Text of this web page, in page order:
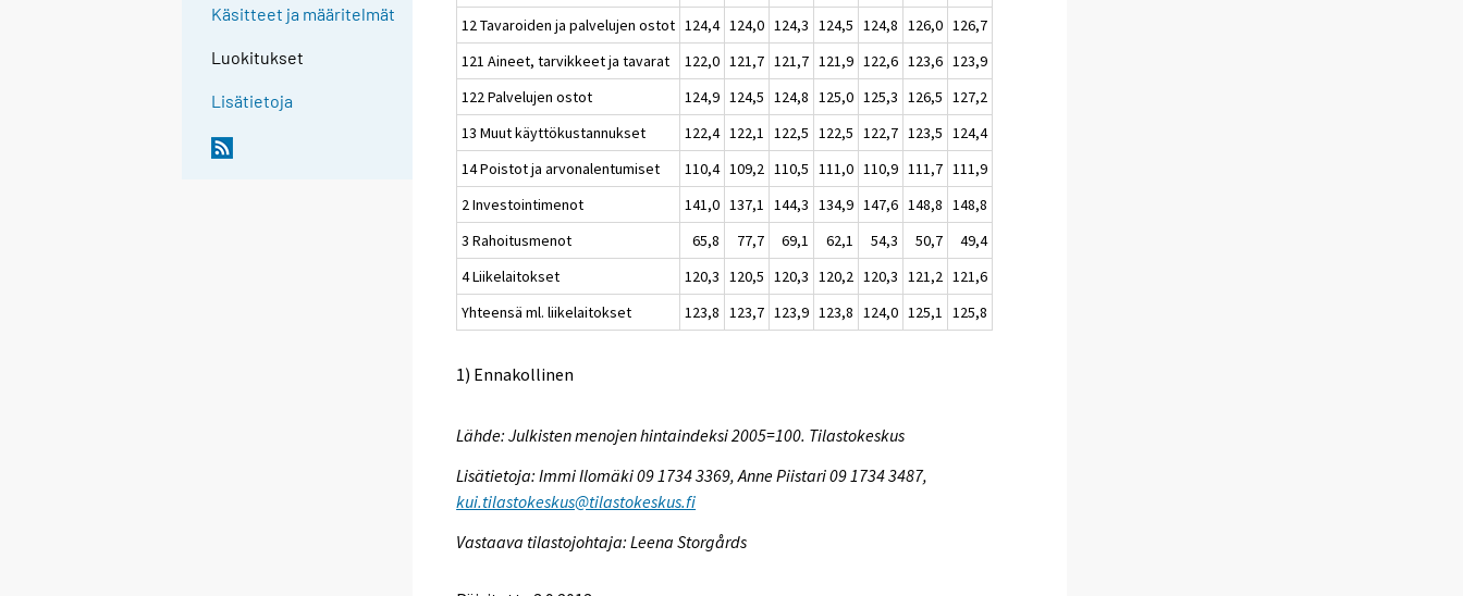
Käsitteet ja määritelmät
Luokitukset
Lisätietoja
12 Tavaroiden ja palvelujen ostot 124,4 124,0 124,3 124,5 124,8 126,0 126,7
121 Aineet, tarvikkeet ja tavarat
122,0 121,7 121,7 121,9 122,6 123,6 123,9
122 Palvelujen ostot
124,9 124,5 124,8 125,0 125,3 126,5 127,2
13 Muut käyttökustannukset
122,4 122,1 122,5 122,5 122,7 123,5 124,4
14 Poistot ja arvonalentumiset
110,4 109,2 110,5 111,0 110,9 111,7 111,9
2 Investointimenot
141,0 137,1 144,3 134,9 147,6 148,8 148,8
3 Rahoitusmenot
65,8 77,7 69,1 62,1 54,3 50,7
49,4
4 Liikelaitokset
120,3 120,5 120,3 120,2 120,3 121,2 121,6
Yhteensä ml. liikelaitokset
123,8 123,7 123,9 123,8 124,0 125,1 125,8
1) Ennakollinen
Lähde: Julkisten menojen hintaindeksi 2005=100. Tilastokeskus
Lisätietoja: Immi Ilomäki 09 1734 3369, Anne Piistari 09 1734 3487,
kui.tilastokeskus@tilastokeskus.fi
Vastaava tilastojohtaja: Leena Storgårds